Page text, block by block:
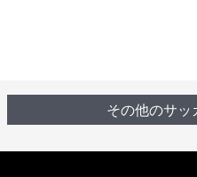
その他のサッ